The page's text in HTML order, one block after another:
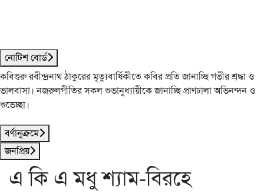
নোটিশ বোর্ড
কবিগুরু রবীন্দ্রনাথ ঠাকুরের মৃত্যুবার্ষিকীতে কবির প্রতি জানাচ্ছি গভীর শ্রদ্ধা ও
ভালবাসা। নজরুলগীতির সকল শুভানুধ্যায়ীকে জানাচ্ছি প্রাণঢালা অভিনন্দন ও
শুভেচ্ছা।
বর্ণানুক্রমে
জনপ্রিয়
এ কি এ মধু শ্যাম-বিরহে